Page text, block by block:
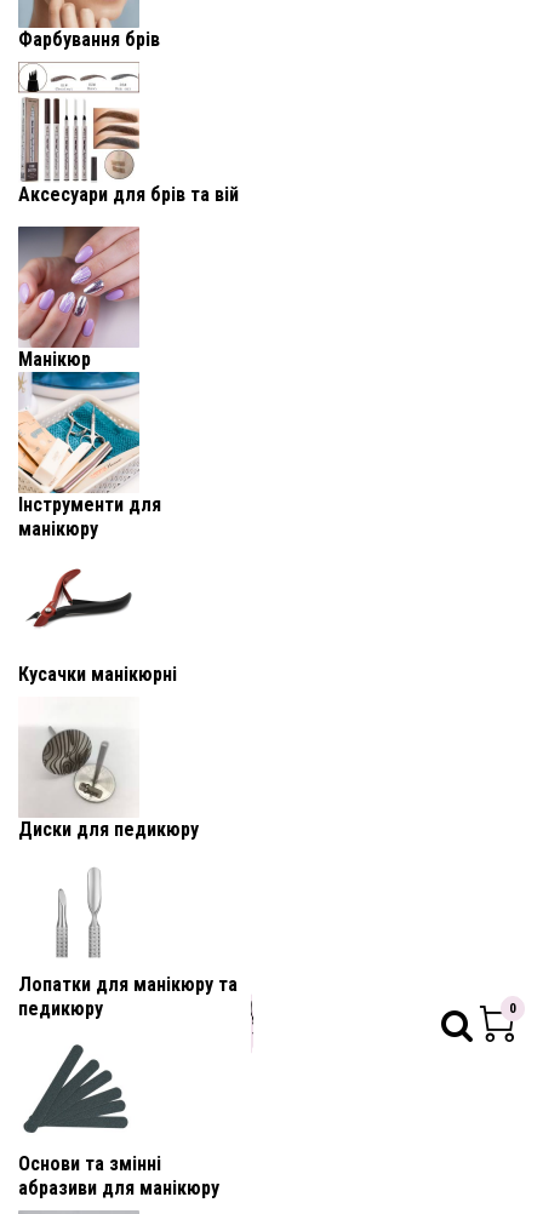
Фарбування брів
Аксесуари для брів та вій
Манікюр
Інструменти для
манікюру
Кусачки манікюрні
Диски для педикюру
Лопатки для манікюру та
педикюру
Основи та змінні
абразиви для манікюру
0